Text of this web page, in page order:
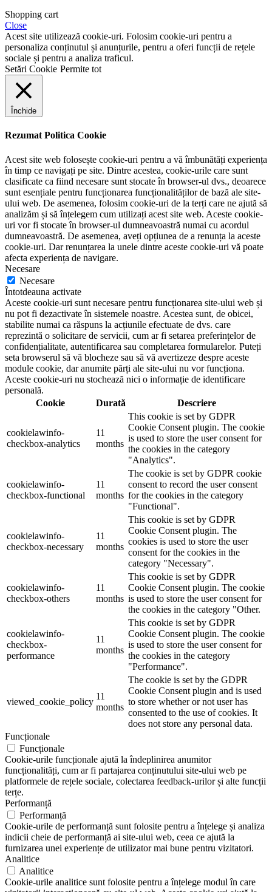
Shopping cart
Close
Acest site utilizează cookie-uri. Folosim cookie-uri pentru a
personaliza conținutul și anunțurile, pentru a oferi funcții de rețele
sociale și pentru a analiza traficul.
Setări Cookie Permite tot
Închide
Rezumat Politica Cookie
Acest site web folosește cookie-uri pentru a vă îmbunătăți experiența
în timp ce navigați pe site. Dintre acestea, cookie-urile care sunt
clasificate ca fiind necesare sunt stocate în browser-ul dvs., deoarece
sunt esențiale pentru funcționarea funcționalităților de bază ale site-
ului web. De asemenea, folosim cookie-uri de la terți care ne ajută să
analizăm și să înțelegem cum utilizați acest site web. Aceste cookie-
uri vor fi stocate în browser-ul dumneavoastră numai cu acordul
dumneavoastră. De asemenea, aveți opțiunea de a renunța la aceste
cookie-uri. Dar renunțarea la unele dintre aceste cookie-uri vă poate
afecta experiența de navigare.
Necesare
Necesare
Întotdeauna activate
Aceste cookie-uri sunt necesare pentru funcționarea site-ului web și
nu pot fi dezactivate în sistemele noastre. Acestea sunt, de obicei,
stabilite numai ca răspuns la acțiunile efectuate de dvs. care
reprezintă o solicitare de servicii, cum ar fi setarea preferințelor de
confidențialitate, autentificarea sau completarea formularelor. Puteți
seta browserul să vă blocheze sau să vă avertizeze despre aceste
module cookie, dar anumite părți ale site-ului nu vor funcționa.
Aceste cookie-uri nu stochează nici o informație de identificare
personală.
Cookie
Durată Descriere
cookielawinfo-
checkbox-analytics
11
months
This cookie is set by GDPR
Cookie Consent plugin. The cookie
is used to store the user consent for
the cookies in the category
"Analytics".
cookielawinfo-
checkbox-functional
11
months
The cookie is set by GDPR cookie
consent to record the user consent
for the cookies in the category
"Functional".
cookielawinfo-
checkbox-necessary
11
months
This cookie is set by GDPR
Cookie Consent plugin. The
cookies is used to store the user
consent for the cookies in the
category "Necessary".
cookielawinfo-
checkbox-others
11
months
This cookie is set by GDPR
Cookie Consent plugin. The cookie
is used to store the user consent for
the cookies in the category "Other.
cookielawinfo-
checkbox-
performance
11
months
This cookie is set by GDPR
Cookie Consent plugin. The cookie
is used to store the user consent for
the cookies in the category
"Performance".
viewed_cookie_policy
11
months
The cookie is set by the GDPR
Cookie Consent plugin and is used
to store whether or not user has
consented to the use of cookies. It
does not store any personal data.
Funcționale
Funcționale
Cookie-urile funcționale ajută la îndeplinirea anumitor
funcționalități, cum ar fi partajarea conținutului site-ului web pe
platformele de rețele sociale, colectarea feedback-urilor și alte funcții
terțe.
Performanță
Performanță
Cookie-urile de performanță sunt folosite pentru a înțelege și analiza
indicii cheie de performanță ai site-ului web, ceea ce ajută la
furnizarea unei experiențe de utilizator mai bune pentru vizitatori.
Analitice
Analitice
Cookie-urile analitice sunt folosite pentru a înțelege modul în care